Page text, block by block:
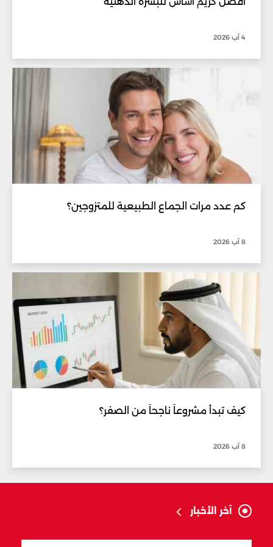
4 آب 2026
كم عدد مرات الجماع الطبيعية للمتزوجين؟
8 آب 2026
كيف تبدأ مشروعاً ناجحاً من الصفر؟
8 آب 2026
آخر الأخبار